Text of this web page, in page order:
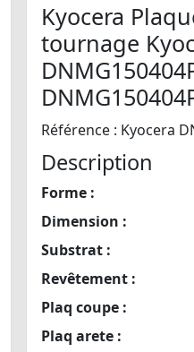
Kyocera
tournage
Référence : Kyocera
Description
Forme :
Dimension :
Substrat :
Revêtement :
Plaq coupe :
Plaq arete :